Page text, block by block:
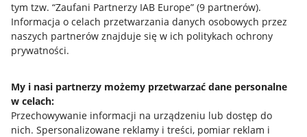
tym tzw. “Zaufani Partnerzy IAB Europe” (9 partnerów).
Informacja o celach przetwarzania danych osobowych przez
naszych partnerów znajduje się w ich politykach ochrony
prywatności.
My i nasi partnerzy możemy przetwarzać dane personalne
w celach:
Przechowywanie informacji na urządzeniu lub dostęp do
nich. Spersonalizowane reklamy i treści, pomiar reklam i
Regulamin
Polityka plików "cookies"
Udostępnianie lokalizacji
Informacje dla Aktu o Usługach Cyfrowych